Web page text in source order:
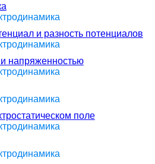
и разность потенциалов
напряженностью
поле